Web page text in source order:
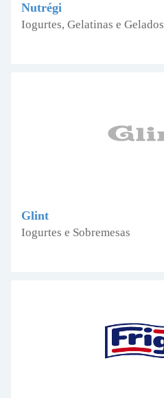
Nutrégi
Iogurtes, Gelatinas e Gelados
Glint
Iogurtes e Sobremesas